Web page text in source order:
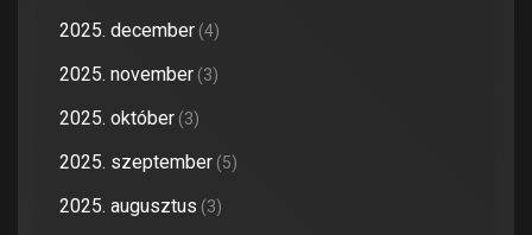
2025. december (4)
2025. november (3)
2025. október (3)
2025. szeptember (5)
2025. augusztus (3)